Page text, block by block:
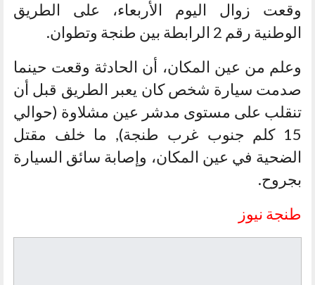
وقعت زوال اليوم الأربعاء، على الطريق
الوطنية رقم 2 الرابطة بين طنجة وتطوان.
وعلم من عين المكان، أن الحادثة وقعت حينما
صدمت سيارة شخص كان يعبر الطريق قبل أن
تنقلب على مستوى مدشر عين مشلاوة (حوالي
15 كلم جنوب غرب طنجة), ما خلف مقتل
الضحية في عين المكان، وإصابة سائق السيارة
بجروح.
طنجة نيوز